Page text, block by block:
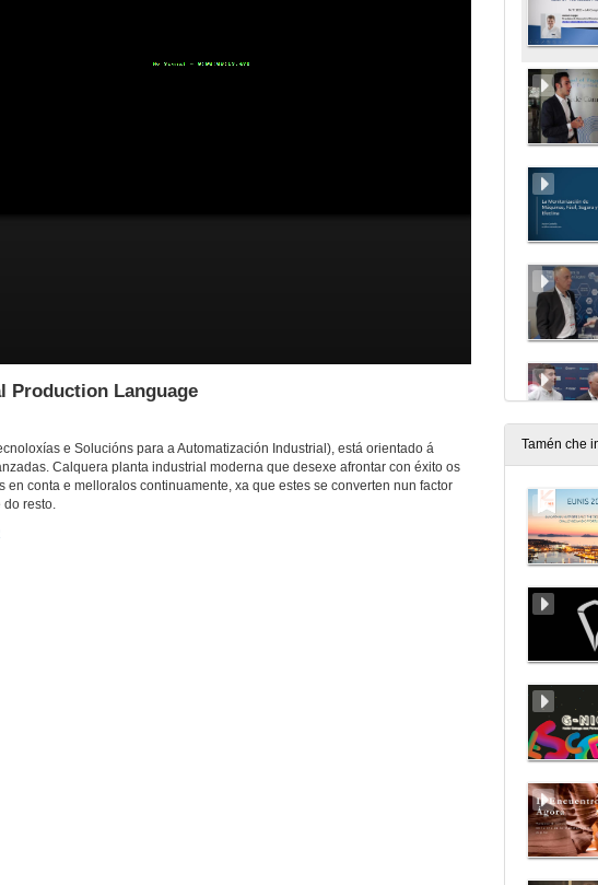
Production Language
e Solucións para a Automatización Industrial), está orientado á
Calquera planta industrial moderna que desexe afrontar con éxito os
conta e melloralos continuamente, xa que estes se converten nun factor
do resto.
Tamén che